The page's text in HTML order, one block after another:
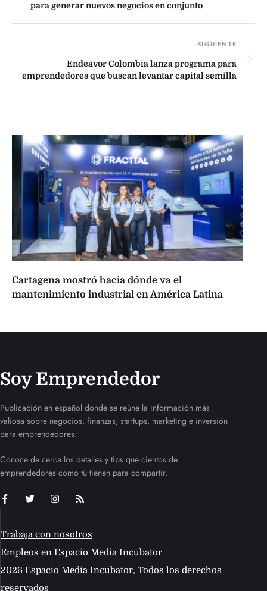
para generar nuevos negocios en conjunto
Endeavor Colombia lanza programa para
emprendedores que buscan levantar capital semilla
Cartagena mostró hacia dónde va el
mantenimiento industrial en América Latina
Soy Emprendedor
Publicación en español donde se reúne la información más
valiosa sobre negocios, finanzas, startups, marketing e inversión
para emprendedores.
Conoce de cerca los detalles y tips que cientos de
emprendedores como tú tienen para compartir.
Trabaja con nosotros
Empleos en Espacio Media Incubator
2026 Espacio Media Incubator, Todos los derechos
reservados